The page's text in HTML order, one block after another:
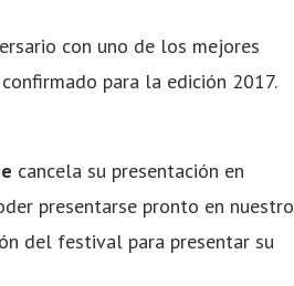
con uno de los mejores
para la edición 2017.
cancela su presentación en
presentarse pronto en nuestro
del festival para presentar su